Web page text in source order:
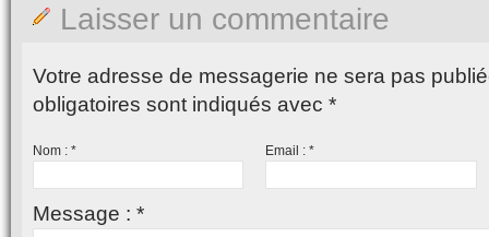
Laisser un commentaire
Votre adresse de messagerie ne sera pas
obligatoires sont indiqués avec *
Nom : * Email :*
Message : *